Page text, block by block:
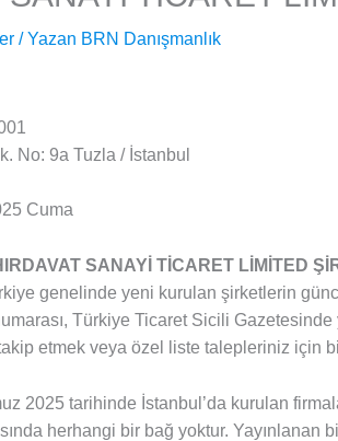
/ Yazan BRN Danışmanlık
No: 9a Tuzla / İstanbul
Cuma
SANAYİ TİCARET LİMİTED
genelinde yeni kurulan şirketlerin
Türkiye Ticaret Sicili
takip etmek veya özel liste talepleriniz için
2025 tarihinde İstanbul’da kurulan
herhangi bir bağ yoktur. Yayınlanan